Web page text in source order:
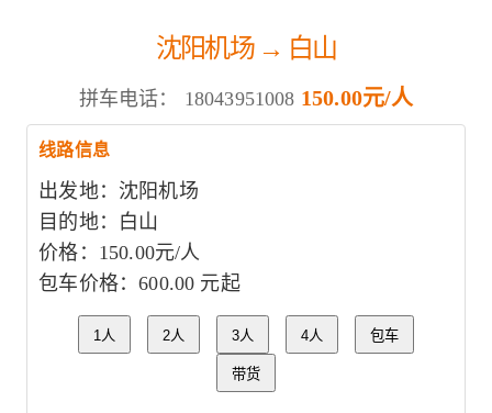
沈阳机场 → 白山
拼车电话： 18043951008 150.00元/人
线路信息
出发地：沈阳机场
目的地：白山
价格：150.00元/人
包车价格：600.00 元起
1人 2人 3人 4人 包车
带货